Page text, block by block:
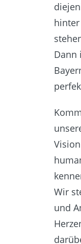
Dann
Wir
und